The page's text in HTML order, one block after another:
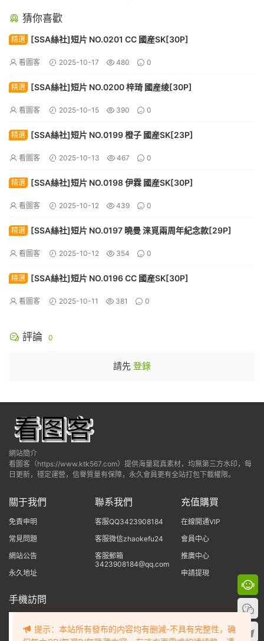
猜你喜歡
精選 [SSA絲社]短片 NO.0201 CC 國産SK[30P]
看圖客 2025-10-17 480 0
精選 [SSA絲社]短片 NO.0200 梓琦 國産绫[30P]
看圖客 2025-10-15 390 0
精選 [SSA絲社]短片 NO.0199 橙子 國産SK[23P]
看圖客 2025-10-13 467 0
精選 [SSA絲社]短片 NO.0198 伊霖 國産SK[30P]
看圖客 2025-10-12 439 0
精選 [SSA絲社]短片 NO.0197 曉曼 涞覓兩周年紀念款[29P]
看圖客 2025-10-12 354 0
精選 [SSA絲社]短片 NO.0196 CC 國産SK[30P]
看圖客 2025-10-11 381 0
評論 0
請先 登錄
網站簡介
看圖客（https://www.ktk567.com）提供海量寫真素材，均無第三方水印，每
日更新，穩定運營，信譽質量有保障，永久會員更有全站打包下載權限。
關于我們
免責申明
常見問題
網站公告
永久地址
聯系我們
客服QQ3423908184
客服微信zhaokefu24
客服郵箱
3423908184@qq.com
充值購買
在線開通VIP
會員中心
推廣中心
申請提現
手機訪問
提示：本站所有發布的内容均有删減-不具有完整性，确